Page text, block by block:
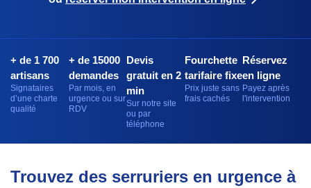
+ de 1 700
artisans
Signataires
d’une charte
qualité
+ de 15000
demandes
Par mois, en
urgence ou sur
RDV
Devis
gratuit en 2
min
Sur notre site
ou par
téléphone
Fourchette
tarifaire fixe
Prix juste sans
frais cachés
Réservez
en ligne
Payez après
l'intervention
Trouvez des serruriers en urgence à